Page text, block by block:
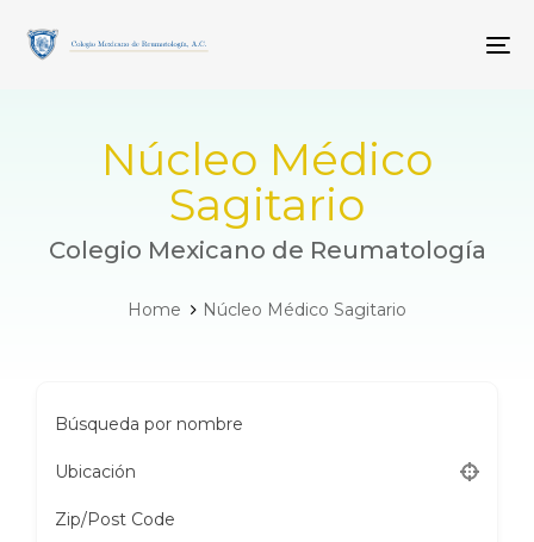
links
primary
Núcleo Médico
Sagitario
Colegio Mexicano de Reumatología
Home Núcleo Médico Sagitario
Búsqueda por nombre
Ubicación
Zip/Post Code